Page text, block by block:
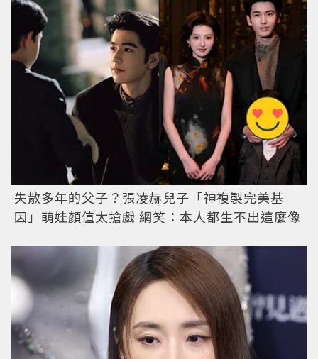
失散多年的父子？張凌赫兒子「神複製完美基
因」萌娃顏值太搶戲 網笑：本人都生不出這麼像